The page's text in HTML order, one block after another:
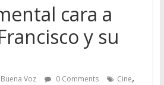
cara a
y su
Buena Voz 0 Comments Cine,